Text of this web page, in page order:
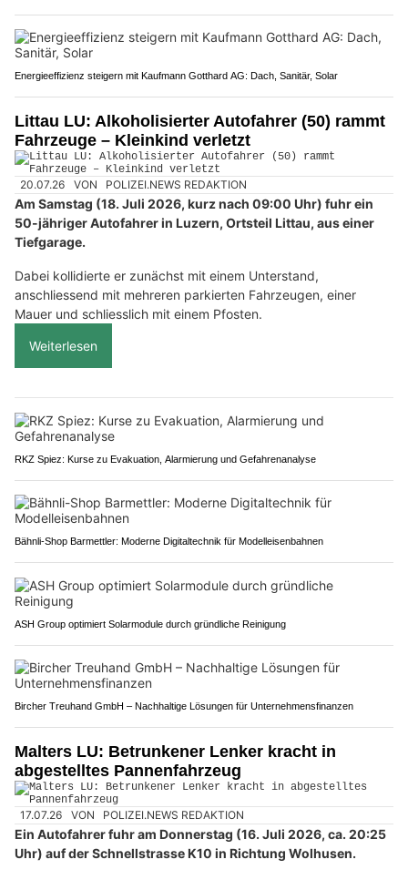
Energieeffizienz steigern mit Kaufmann Gotthard AG: Dach, Sanitär, Solar
Littau LU: Alkoholisierter Autofahrer (50) rammt
Fahrzeuge – Kleinkind verletzt
20.07.26 VON POLIZEI.NEWS REDAKTION
Am Samstag (18. Juli 2026, kurz nach 09:00 Uhr) fuhr ein
50-jähriger Autofahrer in Luzern, Ortsteil Littau, aus einer
Tiefgarage.
Dabei kollidierte er zunächst mit einem Unterstand,
anschliessend mit mehreren parkierten Fahrzeugen, einer
Mauer und schliesslich mit einem Pfosten.
Weiterlesen
RKZ Spiez: Kurse zu Evakuation, Alarmierung und Gefahrenanalyse
Bähnli-Shop Barmettler: Moderne Digitaltechnik für Modelleisenbahnen
ASH Group optimiert Solarmodule durch gründliche Reinigung
Bircher Treuhand GmbH – Nachhaltige Lösungen für Unternehmensfinanzen
Malters LU: Betrunkener Lenker kracht in
abgestelltes Pannenfahrzeug
17.07.26 VON POLIZEI.NEWS REDAKTION
Ein Autofahrer fuhr am Donnerstag (16. Juli 2026, ca. 20:25
Uhr) auf der Schnellstrasse K10 in Richtung Wolhusen.